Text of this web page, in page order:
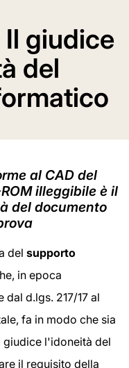
giudice
del
al CAD del
illeggibile è il
del documento
del supporto
in epoca
d.lgs. 217/17 al
fa in modo che sia
giudice l'idoneità del
il requisito della